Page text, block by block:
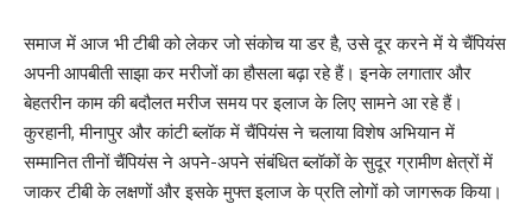
समाज में आज भी टीबी को लेकर जो संकोच या डर है, उसे दूर करने में ये चैंपियंस
अपनी आपबीती साझा कर मरीजों का हौसला बढ़ा रहे हैं। इनके लगातार और
बेहतरीन काम की बदौलत मरीज समय पर इलाज के लिए सामने आ रहे हैं।
​कुरहानी, मीनापुर और कांटी ब्लॉक में चैंपियंस ने चलाया विशेष अभियान में
सम्मानित तीनों चैंपियंस ने अपने-अपने संबंधित ब्लॉकों के सुदूर ग्रामीण क्षेत्रों में
जाकर टीबी के लक्षणों और इसके मुफ्त इलाज के प्रति लोगों को जागरूक किया।